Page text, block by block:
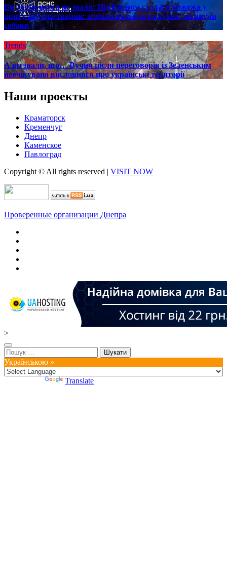
Ви точно цього не знали: Під Києвом сталася пожежа у
притулку для тварин: згоріли вольєри та кухня, загинули
собаки
Trends
А ви знали, що… Вучич після переговорів із Зеленським
неочікувано висловився про українські території
Наши проекты
Краматорск
Кременчуг
Днепр
Каменское
Павлоград
Copyright © All rights reserved | VISIT NOW
Проверенные организации Днепра
>
Пошук:
Українською »
Translate